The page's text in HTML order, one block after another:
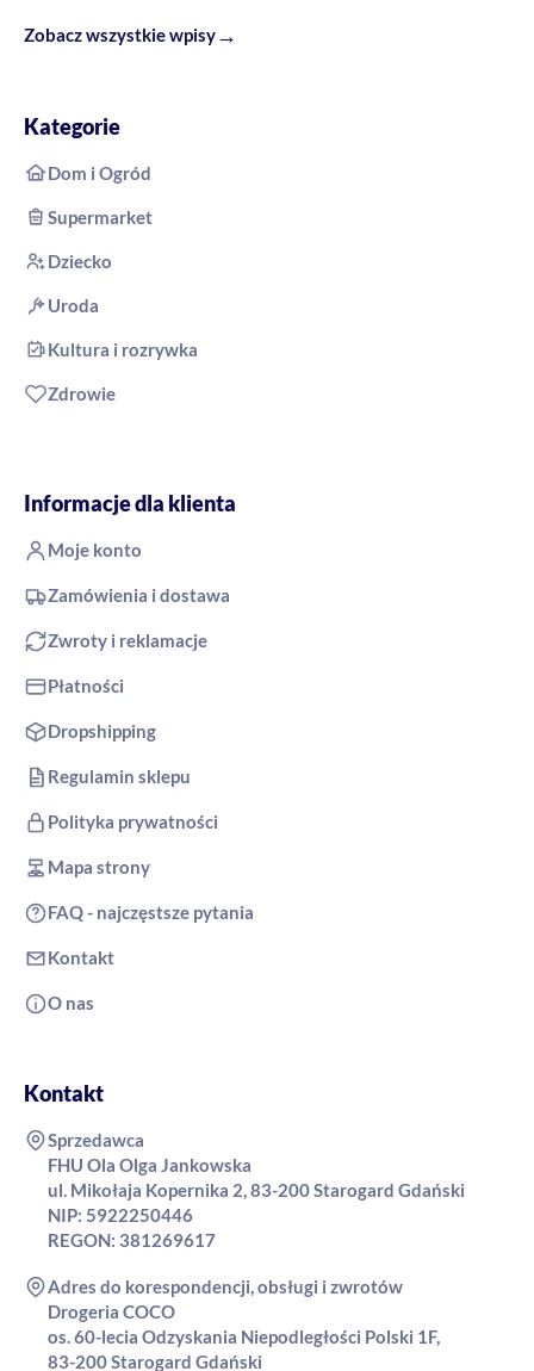
Zobacz wszystkie wpisy→
Kategorie
Dom i Ogród
Supermarket
Dziecko
Uroda
Kultura i rozrywka
Zdrowie
Informacje dla klienta
Moje konto
Zamówienia i dostawa
Zwroty i reklamacje
Płatności
Dropshipping
Regulamin sklepu
Polityka prywatności
Mapa strony
FAQ - najczęstsze pytania
Kontakt
O nas
Kontakt
Sprzedawca
FHU Ola Olga Jankowska
ul. Mikołaja Kopernika 2, 83-200 Starogard Gdański
NIP: 5922250446
REGON: 381269617
Adres do korespondencji, obsługi i zwrotów
Drogeria COCO
os. 60-lecia Odzyskania Niepodległości Polski 1F,
83-200 Starogard Gdański